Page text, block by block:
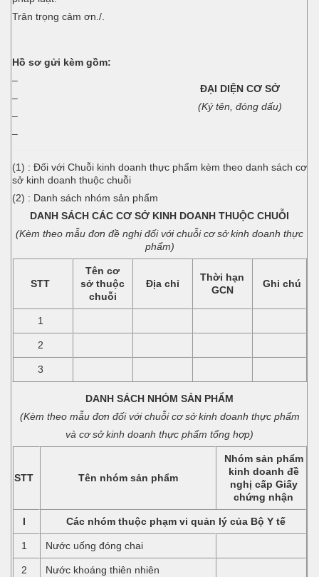
Trân trọng cảm ơn./.
Hồ sơ gửi kèm gồm:
–
–
–
–
ĐẠI DIỆN CƠ SỞ
(Ký tên, đóng dấu)
(1) : Đối với Chuỗi kinh doanh thực phẩm kèm theo danh sách cơ
sở kinh doanh thuộc chuỗi
(2) : Danh sách nhóm sản phẩm
DANH SÁCH CÁC CƠ SỞ KINH DOANH THUỘC CHUỖI
(Kèm theo mẫu đơn đề nghị đối với chuỗi cơ sở kinh doanh thực
phẩm)
STT
Tên cơ
sở thuộc
chuỗi
Địa chỉ
Thời hạn
GCN
Ghi chú
1
2
3
DANH SÁCH NHÓM SẢN PHẨM
(Kèm theo mẫu đơn đối với chuỗi cơ sở kinh doanh thực phẩm
và cơ sở kinh doanh thực phẩm tổng hợp)
STT Tên nhóm sản phẩm
Nhóm sản phẩm
kinh doanh đề
nghị cấp Giấy
chứng nhận
I Các nhóm thuộc phạm vi quản lý của Bộ Y tế
1 Nước uống đóng chai
2 Nước khoáng thiên nhiên